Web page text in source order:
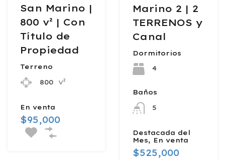
San Marino |
800 v² | Con
Título de
Propiedad
Terreno
800
v²
En venta
$95,000
Marino 2 | 2
TERRENOS y
Canal
Dormitorios
4
Baños
5
Destacada del
Mes, En venta
$525,000